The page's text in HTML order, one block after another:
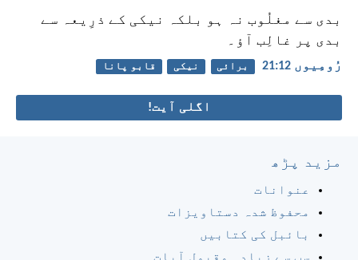
بدی سے مغلُوب نہ ہو بلکہ نیکی کے ذرِیعہ سے
بدی پر غالِب آؤ۔
رُومِیوں 12:‏21 برائی نیکی قابو پانا
اگلی آیت!
مزید پڑھ
عنوانات
محفوظ شدہ دستاویزات
بائبل کی کتابیں